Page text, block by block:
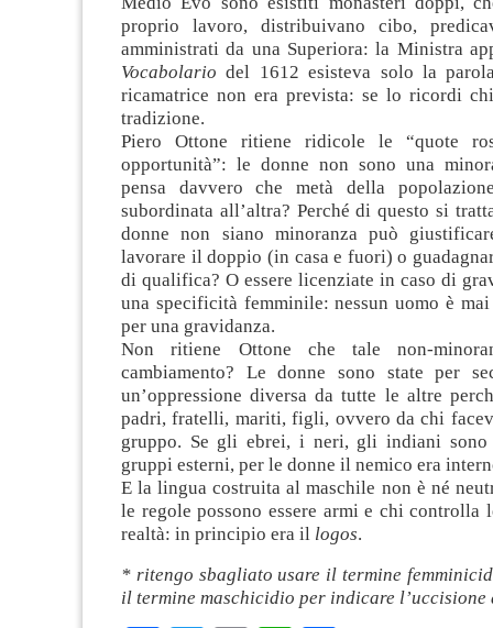
proprio lavoro, distribuivano cibo,
amministrati da una Superiora: la Ministra
Vocabolario del 1612 esisteva solo la
ricamatrice non era prevista: se lo ricordi
tradizione.
Piero Ottone ritiene ridicole le “quote
opportunità”: le donne non sono una
pensa davvero che metà della
subordinata all’altra? Perché di questo si
donne non siano minoranza può
lavorare il doppio (in casa e fuori) o
di qualifica? O essere licenziate in caso di
una specificità femminile: nessun uomo è
per una gravidanza.
Non ritiene Ottone che tale non-
cambiamento? Le donne sono state per
un’oppressione diversa da tutte le altre
padri, fratelli, mariti, figli, ovvero da chi
gruppo. Se gli ebrei, i neri, gli indiani
gruppi esterni, per le donne il nemico era
E la lingua costruita al maschile non è né
le regole possono essere armi e chi controlla
realtà: in principio era il logos.
* ritengo sbagliato usare il termine
il termine maschicidio per indicare l’uccisione